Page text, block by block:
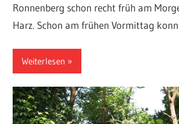
Ronnenberg schon recht früh am
Harz. Schon am frühen Vormittag
Weiterlesen